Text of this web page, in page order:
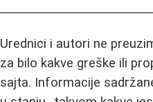
Urednici i autori ne
za bilo kakve greške ili
sajta. Informacije